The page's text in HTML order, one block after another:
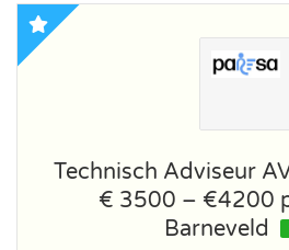
Technisch Adviseur
€ 3500 – €4200
Barneveld